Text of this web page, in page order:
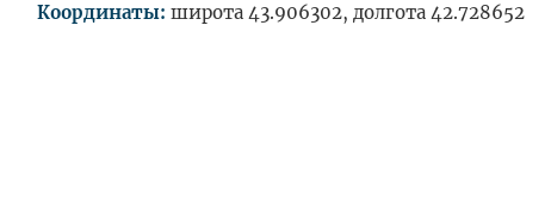
Координаты: широта 43.906302, долгота 42.728652